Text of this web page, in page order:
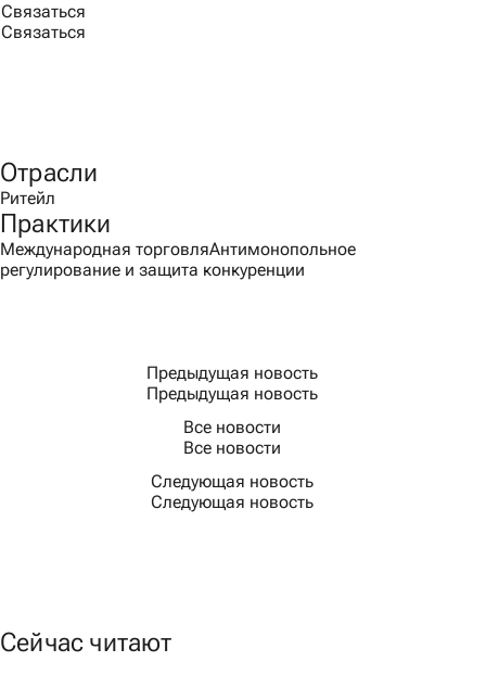
Связаться
Связаться
Отрасли
Ритейл
Практики
Международная торговляАнтимонопольное
регулирование и защита конкуренции
Предыдущая новость
Предыдущая новость
Все новости
Все новости
Следующая новость
Следующая новость
Сейчас читают